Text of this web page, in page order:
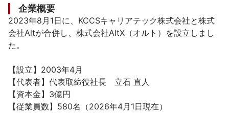
企業概要
2023年8月1日に、KCCSキャリアテック株式会社と株式
会社Altが合併し、株式会社AltX（オルト）を設立しまし
た。
【設立】2003年4月
【代表者】代表取締役社長　立石 直人
【資本金】3億円
【従業員数】580名（2026年4月1日現在）